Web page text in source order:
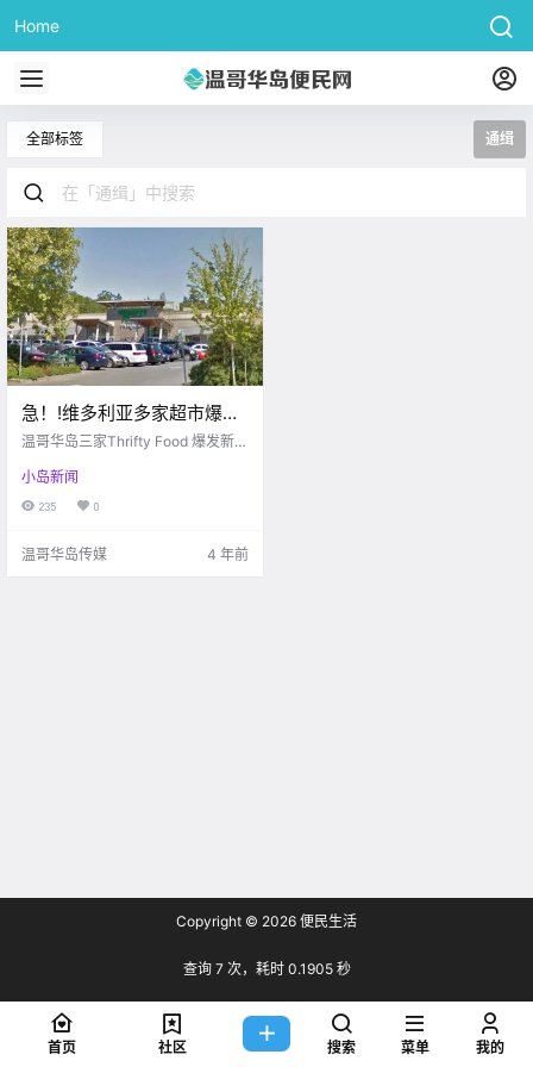
Home
全部标签 通缉
急！!维多利亚多家超市爆发
疫情！快看看有没有去
温哥华岛三家Thrifty Food 爆发新冠
p) 只要来这边认真生活过的小伙伴
想必对Thrifty Food并不陌生 买菜买
小岛新闻
235 0
温哥华岛传媒 4 年前
Copyright © 2026 便民生活
查询 7 次，耗时 0.1905 秒
首页 社区 搜索 菜单 我的